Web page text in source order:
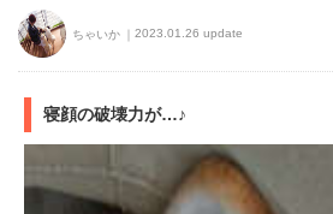
ちゃいか 2023.01.26 update
寝顔の破壊力が…♪